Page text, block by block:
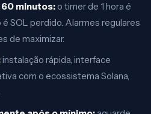
minutos: o timer de 1 hora é
SOL perdido. Alarmes regulares
de maximizar.
instalação rápida, interface
com o ecossistema Solana,